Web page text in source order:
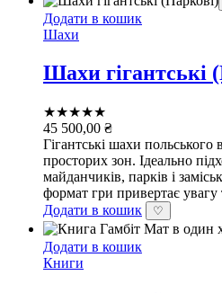
Додати в кошик
Шахи
Шахи гігантські
★★★★★
45 500,00 ₴
Гігантські шахи польського
просторих зон. Ідеально
майданчиків, парків і
формат гри привертає увагу
Додати в кошик
♡
Додати в кошик
Книги